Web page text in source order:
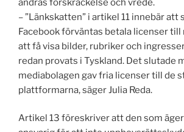
andras förskräckelse och vrede.
– ”Länkskatten” i artikel 11 innebär att
Facebook förväntas betala licenser
att få visa bilder, rubriker och
redan provats i Tyskland. Det slutade
mediabolagen gav fria licenser till de
plattformarna, säger Julia Reda.
Artikel 13 föreskriver att den som